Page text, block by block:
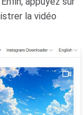
la vidéo